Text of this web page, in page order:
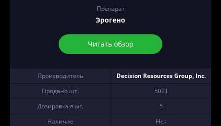
Препарат
Эрогено
Читать обзор
Производитель
Decision Resources Group, Inc.
Продано шт.
5021
Дозировка в мг.
5
Наличие
Нет